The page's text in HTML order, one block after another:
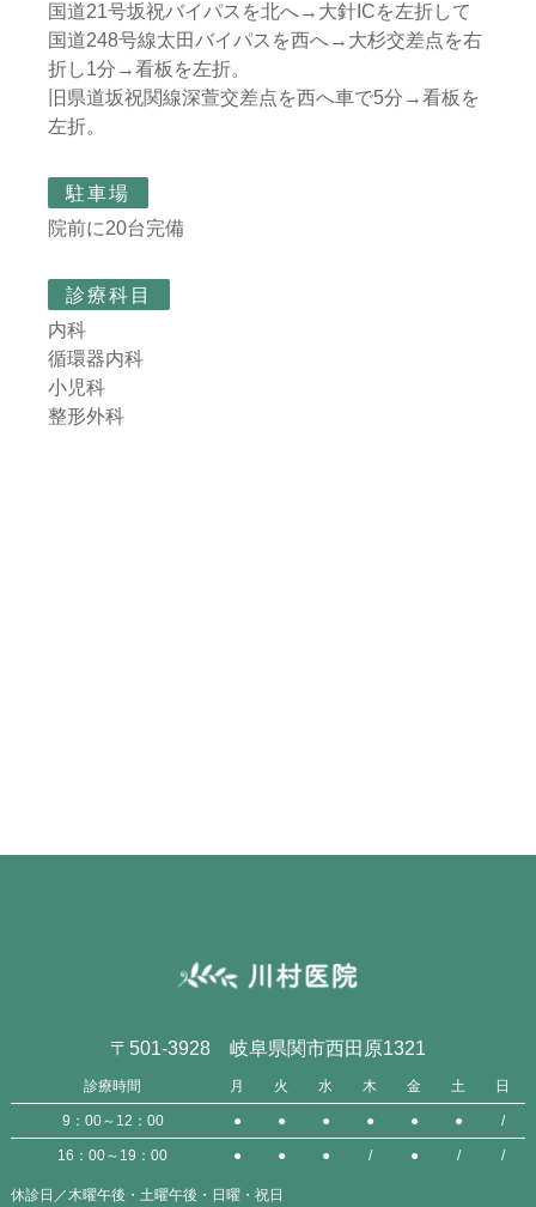
国道21号坂祝バイパスを北へ→大針ICを左折して
国道248号線太田バイパスを西へ→大杉交差点を右
折し1分→看板を左折。
旧県道坂祝関線深萱交差点を西へ車で5分→看板を
左折。
駐車場
院前に20台完備
診療科目
内科
循環器内科
小児科
整形外科
〒501-3928 岐阜県関市西田原1321
診療時間 月 火 水 木 金 土 日
9：00～12：00 ● ● ● ● ● ● /
16：00～19：00 ● ● ● / ● / /
休診日／木曜午後・土曜午後・日曜・祝日